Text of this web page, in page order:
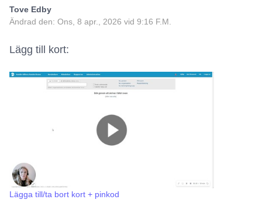
Tove Edby
Ändrad den: Ons, 8 apr., 2026 vid 9:16 F.M.
Lägg till kort:
Lägga till/ta bort kort + pinkod